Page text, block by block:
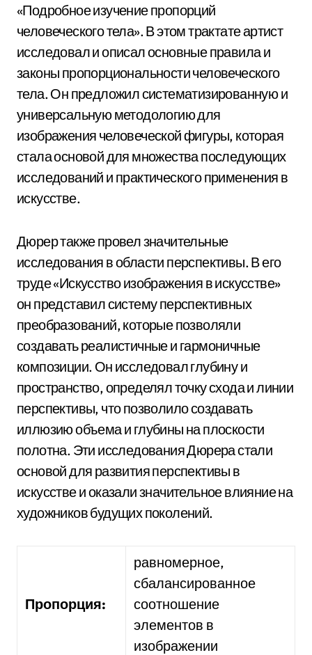
«Подробное изучение пропорций
человеческого тела». В этом трактате артист
исследовал и описал основные правила и
законы пропорциональности человеческого
тела. Он предложил систематизированную и
универсальную методологию для
изображения человеческой фигуры, которая
стала основой для множества последующих
исследований и практического применения в
искусстве.
Дюрер также провел значительные
исследования в области перспективы. В его
труде «Искусство изображения в искусстве»
он представил систему перспективных
преобразований, которые позволяли
создавать реалистичные и гармоничные
композиции. Он исследовал глубину и
пространство, определял точку схода и линии
перспективы, что позволило создавать
иллюзию объема и глубины на плоскости
полотна. Эти исследования Дюрера стали
основой для развития перспективы в
искусстве и оказали значительное влияние на
художников будущих поколений.
Пропорция:
равномерное,
сбалансированное
соотношение
элементов в
изображении